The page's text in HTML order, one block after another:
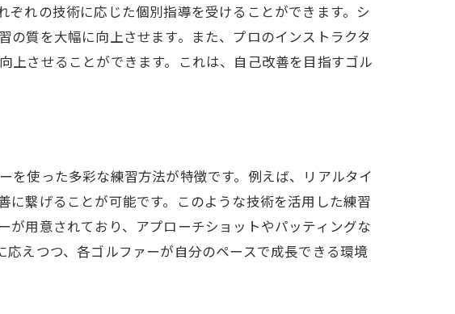
れの技術に応じた個別指導を受けることができます。シ
質を大幅に向上させます。また、プロのインストラクタ
させることができます。これは、自己改善を目指すゴル
使った多彩な練習方法が特徴です。例えば、リアルタイ
繋げることが可能です。このような技術を活用した練習
用意されており、アプローチショットやパッティングな
えつつ、各ゴルファーが自分のペースで成長できる環境